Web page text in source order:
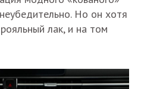
Но он хотя
лак, и на том